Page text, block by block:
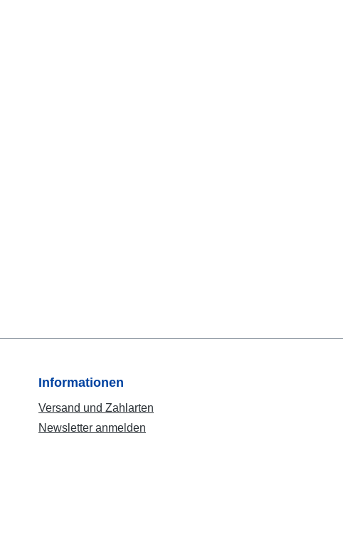
Informationen
Versand und Zahlarten
Newsletter anmelden